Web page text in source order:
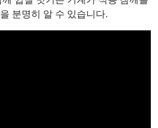
분명히 알 수 있습니다.